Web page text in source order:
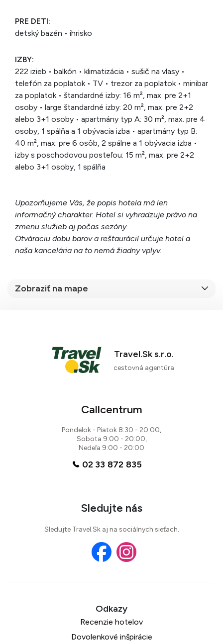
PRE DETI:
detský bazén • ihrisko
IZBY:
222 izieb • balkón • klimatizácia • sušič na vlasy •
telefón za poplatok • TV • trezor za poplatok • minibar
za poplatok • štandardné izby: 16 m², max. pre 2+1
osoby • large štandardné izby: 20 m², max. pre 2+2
alebo 3+1 osoby • apartmány typ A: 30 m², max. pre 4
osoby, 1 spálňa a 1 obývacia izba • apartmány typ B:
40 m², max. pre 6 osôb, 2 spálne a 1 obývacia izba •
izby s poschodovou posteľou: 15 m², max. pre 2+2
alebo 3+1 osoby, 1 spálňa
Upozorňujeme Vás, že popis hotela má len
informačný charakter. Hotel si vyhradzuje právo na
zmenu služieb aj počas sezóny.
Otváraciu dobu barov a reštaurácií určuje hotel a
naša kancelária na to nemá žiadny vplyv.
Zobraziť na mape
Travel.Sk s.r.o.
cestovná agentúra
Callcentrum
Pondelok - Piatok 8:30 - 20:00,
Sobota 9:00 - 20:00,
Nedeľa 9:00 - 20:00
02 33 872 835
Sledujte nás
Sledujte Travel.Sk aj na sociálnych sieťach.
Recenzie hotelov
Dovolenkové inšpirácie